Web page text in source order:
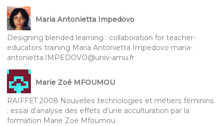
Maria Antonietta Impedovo
Designing blended learning : collaboration for teacher-
educators training Maria Antonietta Impedovo maria-
antonietta.IMPEDOVO@univ-amu.fr
Marie Zoé MFOUMOU
RAIFFET 2008 Nouvelles technologies et métiers féminins
: essai d’analyse des effets d’une acculturation par la
formation Marie Zoë Mfoumou